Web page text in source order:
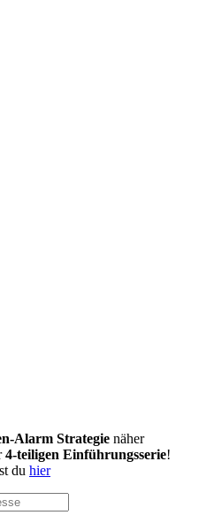
Alarm Strategie näher
4-teiligen Einführungsserie!
du hier